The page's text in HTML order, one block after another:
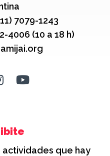
7079-1243
4006 (10 a 18 h)
que hay